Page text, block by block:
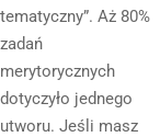
tematyczny”. Aż 80%
zadań
merytorycznych
dotyczyło jednego
utworu. Jeśli masz